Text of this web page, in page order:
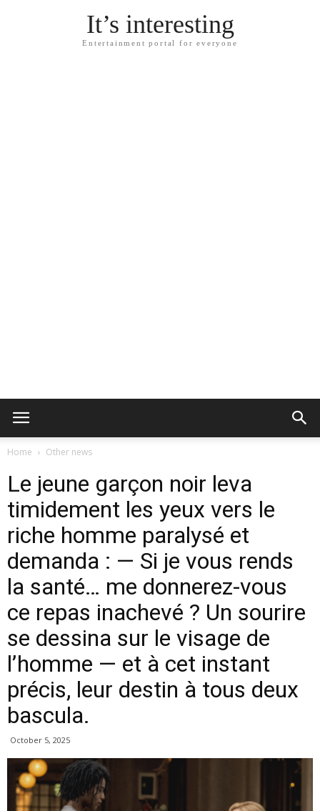
It’s interesting
Entertainment portal for everyone
Home Other news
Le jeune garçon noir leva
timidement les yeux vers le
riche homme paralysé et
demanda : — Si je vous rends
la santé… me donnerez-vous
ce repas inachevé ? Un sourire
se dessina sur le visage de
l’homme — et à cet instant
précis, leur destin à tous deux
bascula.
October 5, 2025